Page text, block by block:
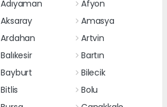
Adıyaman
Afyon
Aksaray
Amasya
Ardahan
Artvin
Balıkesir
Bartın
Bayburt
Bilecik
Bitlis
Bolu